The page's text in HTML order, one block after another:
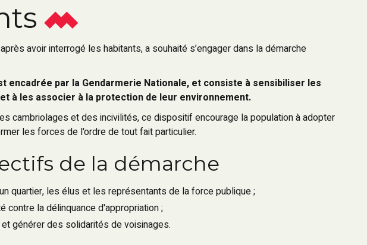
avoir interrogé les habitants, a souhaité s’engager dans la démarche
encadrée par la Gendarmerie Nationale, et consiste à sensibiliser les
à les associer à la protection de leur environnement.
cambriolages et des incivilités, ce dispositif encourage la population à adopter
les forces de l'ordre de tout fait particulier.
de la démarche
quartier, les élus et les représentants de la force publique ;
la délinquance d'appropriation ;
générer des solidarités de voisinages.